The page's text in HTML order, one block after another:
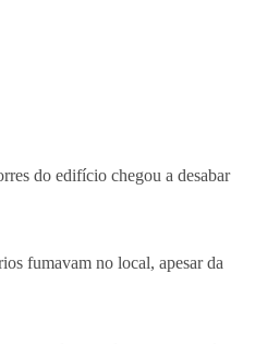
do edifício chegou a desabar
fumavam no local, apesar da